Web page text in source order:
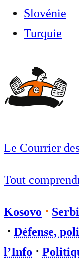
Slovénie
Turquie
Le Courrier
Tout
Kosovo ⋅
⋅ Défense,
l’Info ⋅